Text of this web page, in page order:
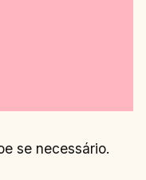
se necessário.